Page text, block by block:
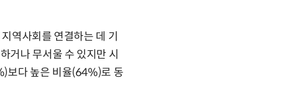
역사회를 연결하는 데 기
거나 무서울 수 있지만 시
보다 높은 비율(64%)로 동